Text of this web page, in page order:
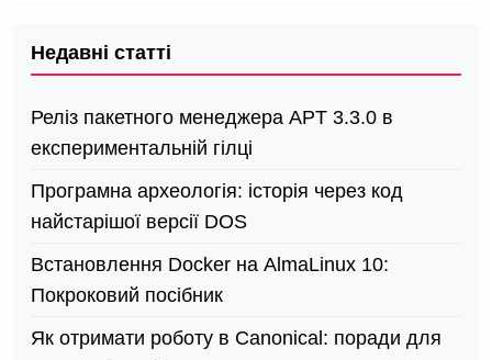
Недавні статті
Реліз пакетного менеджера APT 3.3.0 в
експериментальній гілці
Програмна археологія: історія через код
найстарішої версії DOS
Встановлення Docker на AlmaLinux 10:
Покроковий посібник
Як отримати роботу в Canonical: поради для